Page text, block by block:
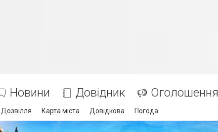
Новини Довідник Оголошення
Дозвілля Карта міста Довідкова Погода